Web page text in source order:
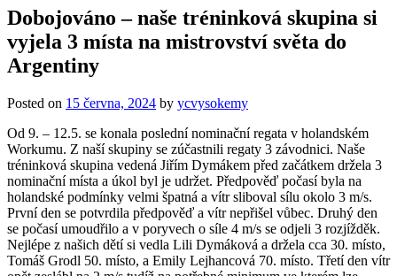
Dobojováno – naše tréninková skupina si
vyjela 3 místa na mistrovství světa do
Argentiny
Posted on 15 června, 2024 by ycvysokemy
Od 9. – 12.5. se konala poslední nominační regata v holandském
Workumu. Z naší skupiny se zúčastnili regaty 3 závodnici. Naše
tréninková skupina vedená Jiřím Dymákem před začátkem držela 3
nominační místa a úkol byl je udržet. Předpověď počasí byla na
holandské podmínky velmi špatná a vítr sliboval sílu okolo 3 m/s.
První den se potvrdila předpověď a vítr nepřišel vůbec. Druhý den
se počasí umoudřilo a v poryvech o síle 4 m/s se odjeli 3 rozjížděk.
Nejlépe z našich dětí si vedla Lili Dymáková a držela cca 30. místo,
Tomáš Grodl 50. místo, a Emily Lejhancová 70. místo. Třetí den vítr